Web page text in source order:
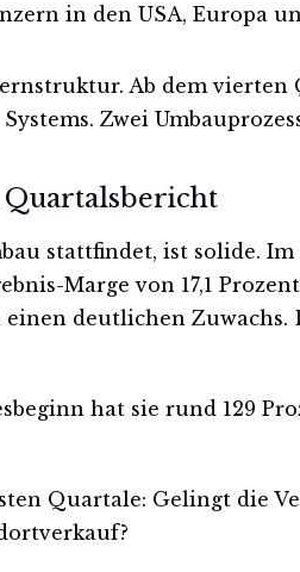
in den USA, Europa
Ab dem
Zwei
Quartalsbericht
stattfindet, ist solide.
Marge von 17,1
deutlichen
hat sie rund 129
Quartale: Gelingt die